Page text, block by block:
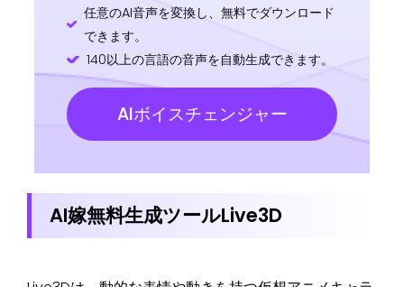
任意のAI音声を変換し、無料でダウンロード
できます。
140以上の言語の音声を自動生成できます。
AIボイスチェンジャー
AI嫁無料生成ツールLive3D